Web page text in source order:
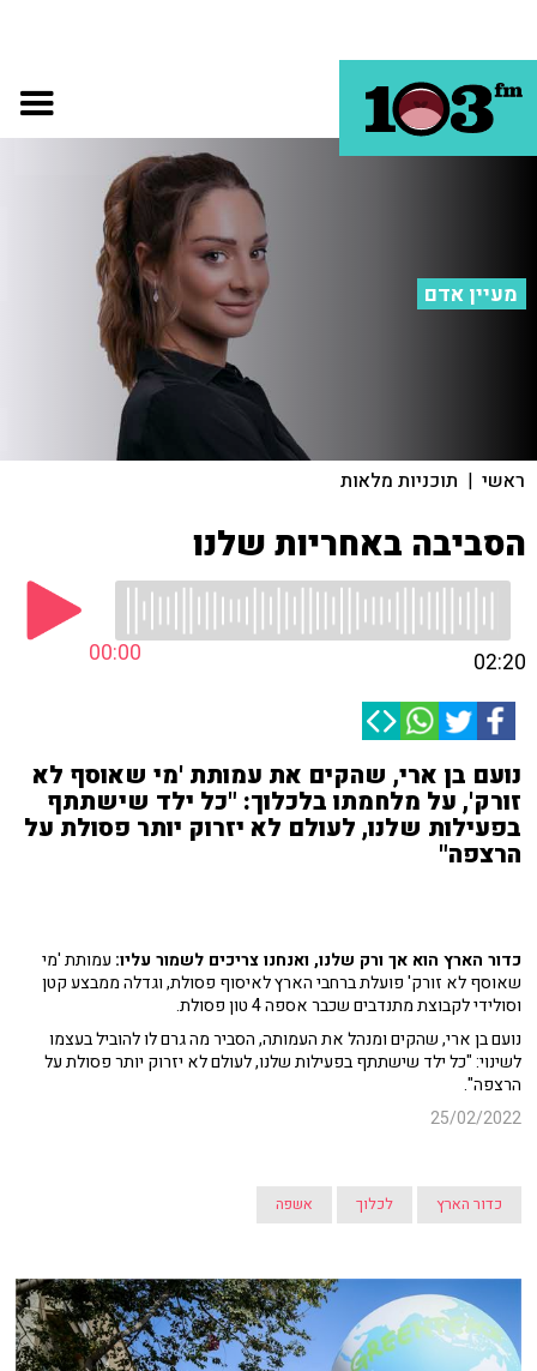
מעיין אדם
ראשי | תוכניות מלאות
הסביבה באחריות שלנו
00:00 02:20
נועם בן ארי, שהקים את עמותת 'מי שאוסף לא
זורק', על מלחמתו בלכלוך: "כל ילד שישתתף
בפעילות שלנו, לעולם לא יזרוק יותר פסולת על
הרצפה"
כדור הארץ הוא אך ורק שלנו, ואנחנו צריכים לשמור עליו: עמותת 'מי
שאוסף לא זורק' פועלת ברחבי הארץ לאיסוף פסולת, וגדלה ממבצע קטן
וסולידי לקבוצת מתנדבים שכבר אספה 4 טון פסולת.
נועם בן ארי, שהקים ומנהל את העמותה, הסביר מה גרם לו להוביל בעצמו
לשינוי: "כל ילד שישתתף בפעילות שלנו, לעולם לא יזרוק יותר פסולת על
הרצפה".
25/02/2022
כדור הארץ לכלוך אשפה